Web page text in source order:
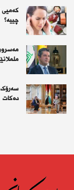
چییە؟
سەرۆک
دەکات